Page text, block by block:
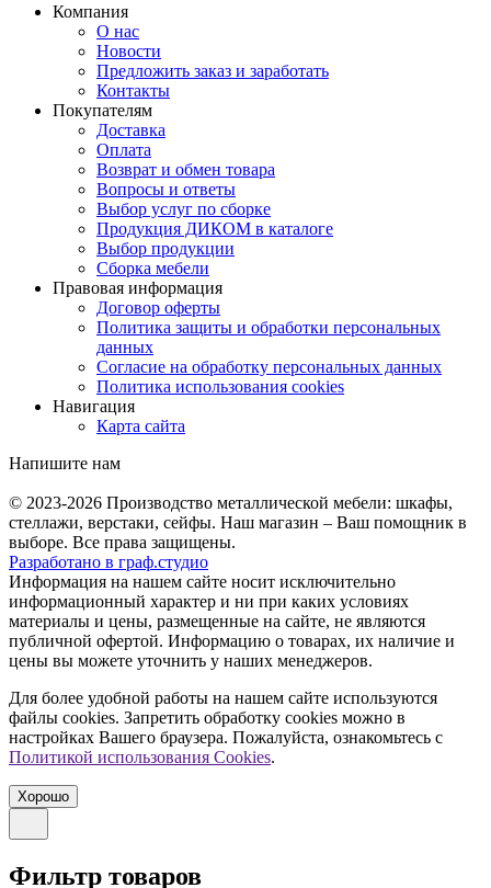
Компания
О нас
Новости
Предложить заказ и заработать
Контакты
Покупателям
Доставка
Оплата
Возврат и обмен товара
Вопросы и ответы
Выбор услуг по сборке
Продукция ДИКОМ в каталоге
Выбор продукции
Сборка мебели
Правовая информация
Договор оферты
Политика защиты и обработки персональных
данных
Согласие на обработку персональных данных
Политика использования cookies
Навигация
Карта сайта
Напишите нам
© 2023-2026 Производство металлической мебели: шкафы,
стеллажи, верстаки, сейфы. Наш магазин – Ваш помощник в
выборе. Все права защищены.
Разработано в граф.студио
Информация на нашем сайте носит исключительно
информационный характер и ни при каких условиях
материалы и цены, размещенные на сайте, не являются
публичной офертой. Информацию о товарах, их наличие и
цены вы можете уточнить у наших менеджеров.
Для более удобной работы на нашем сайте используются
файлы сookies. Запретить обработку cookies можно в
настройках Вашего браузера. Пожалуйста, ознакомьтесь с
Политикой использования Cookies.
Хорошо
Фильтр товаров